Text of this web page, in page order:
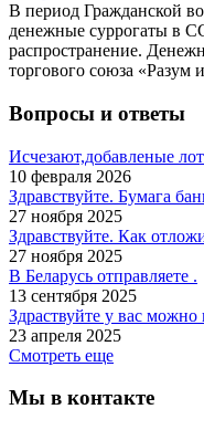
В период Гражданской
денежные суррогаты в
распространение.
торгового союза «Разум
Вопросы и ответы
Исчезают,добавленые
10 февраля 2026
Здравствуйте. Бумага
27 ноября 2025
Здравствуйте. Как
27 ноября 2025
В Беларусь отправляете .
13 сентября 2025
Здраствуйте у вас
23 апреля 2025
Смотреть еще
Мы в контакте